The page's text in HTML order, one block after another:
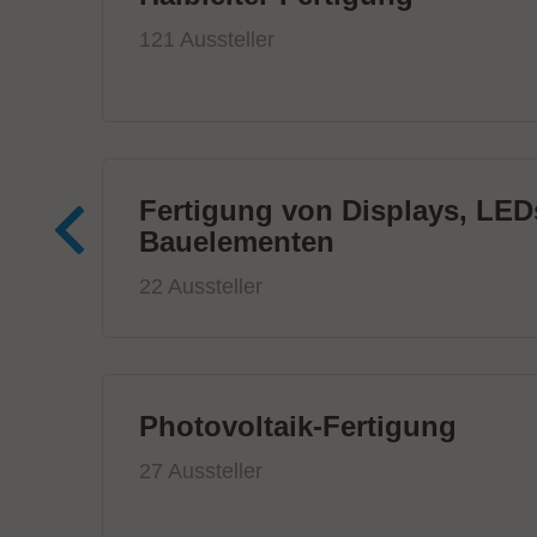
121 Aussteller
Fertigung von Displays,
Bauelementen
22 Aussteller
Photovoltaik-Fertigung
27 Aussteller